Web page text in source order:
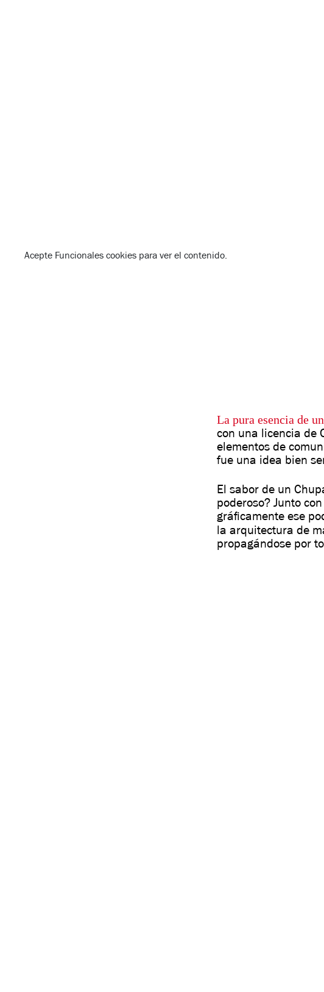
Acepte Funcionales cookies para ver el contenido.
La pura esencia de
con una licencia de
elementos de
fue una idea bien
El sabor de un
poderoso? Junto
gráficamente ese
la arquitectura de
propagándose por